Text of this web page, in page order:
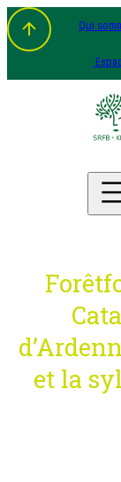
Aller
au
contenu
Qui
et la